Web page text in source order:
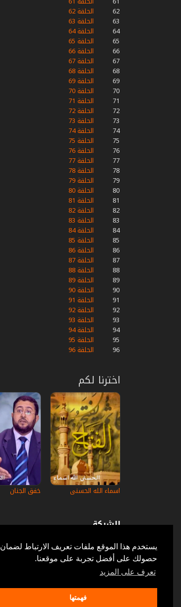
يستخدم هذا الموقع ملفات تعريف الارتباط لضمان
حصولك على أفضل تجربة على موقعنا.
تعرف على المزيد
فهمتها
62
الحلقة 62
63
الحلقة 63
64
الحلقة 64
65
الحلقة 65
66
الحلقة 66
67
الحلقة 67
68
الحلقة 68
69
الحلقة 69
70
الحلقة 70
71
الحلقة 71
72
الحلقة 72
73
الحلقة 73
74
الحلقة 74
75
الحلقة 75
76
الحلقة 76
77
الحلقة 77
78
الحلقة 78
79
الحلقة 79
80
الحلقة 80
81
الحلقة 81
82
الحلقة 82
83
الحلقة 83
84
الحلقة 84
85
الحلقة 85
86
الحلقة 86
87
الحلقة 87
88
الحلقة 88
89
الحلقة 89
90
الحلقة 90
91
الحلقة 91
92
الحلقة 92
93
الحلقة 93
94
الحلقة 94
95
الحلقة 95
96
الحلقة 96
اخترنا لكم
اسماء الله الحسنى خفق الجنان
الشركة
أسئلة وأجوبة
في الإعلام
خدمة الزبائن
إتصل بنا